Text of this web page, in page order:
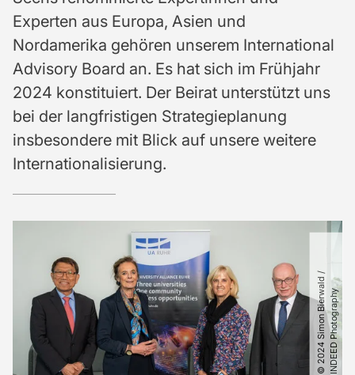
Experten aus Europa, Asien und
Nordamerika gehören unserem International
Advisory Board an. Es hat sich im Frühjahr
2024 konstituiert. Der Beirat unterstützt uns
bei der langfristigen Strategieplanung
insbesondere mit Blick auf unsere weitere
Internationalisierung.
©
2
0
2
4
S
i
m
o
n
B
i
e
rw
a
l
d
​
/​
I
N
D
E
E
D
P
h
o
t
o
g
r
a
p
hy